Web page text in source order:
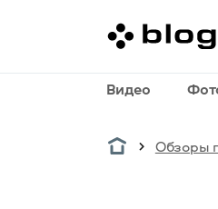
Видео
Обзоры